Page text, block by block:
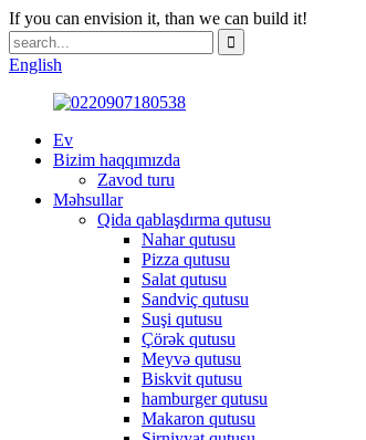
If you can envision it, than we can build it!
English
Ev
Bizim haqqımızda
Zavod turu
Məhsullar
Qida qablaşdırma qutusu
Nahar qutusu
Pizza qutusu
Salat qutusu
Sandviç qutusu
Suşi qutusu
Çörək qutusu
Meyvə qutusu
Biskvit qutusu
hamburger qutusu
Makaron qutusu